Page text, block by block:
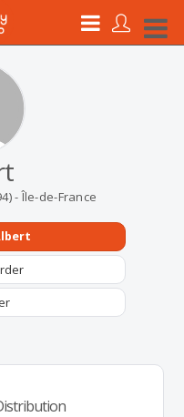
- Île-de-France